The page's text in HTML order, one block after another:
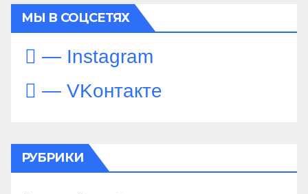
МЫ В СОЦСЕТЯХ
— Instagram
— VKонтакте
РУБРИКИ